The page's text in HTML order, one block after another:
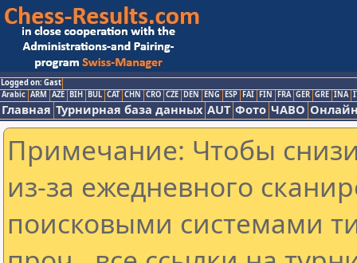
Logged on: Gast
Arabic ARM AZE BIH BUL CAT CHN CRO CZE DEN ENG ESP FAI FIN FRA GER GRE INA
Главная Турнирная база данных AUT Фото ЧАВО
Примечание: Чтобы
из-за ежедневного
поисковыми системами